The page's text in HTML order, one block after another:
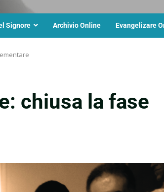
Signore Archivio Online Evangelizare
chiusa la fase